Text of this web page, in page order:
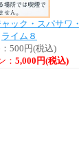
ック・スパサワ・
ライム８
500円(税込)
： 5,000円(税込)